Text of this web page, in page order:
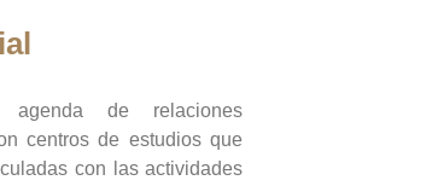
de relaciones
centros de estudios que
con las actividades